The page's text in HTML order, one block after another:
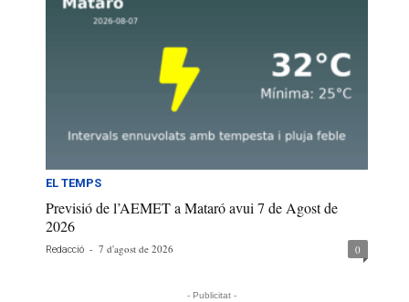
EL TEMPS
Previsió de l’AEMET a Mataró avui 7 de Agost de
2026
Redacció - 7 d'agost de 2026 0
- Publicitat -